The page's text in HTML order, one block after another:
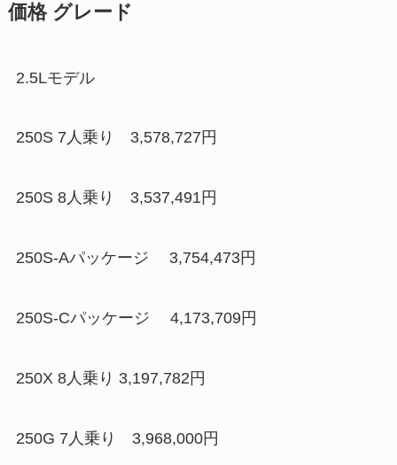
価格 グレード
2.5Lモデル
250S 7人乗り 3,578,727円
250S 8人乗り 3,537,491円
250S-Aパッケージ 3,754,473円
250S-Cパッケージ 4,173,709円
250X 8人乗り 3,197,782円
250G 7人乗り 3,968,000円